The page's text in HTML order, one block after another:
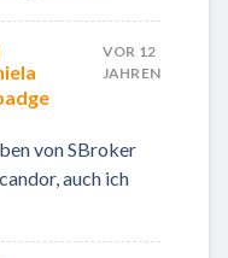
VOR 12
JAHREN
von SBroker
auch ich